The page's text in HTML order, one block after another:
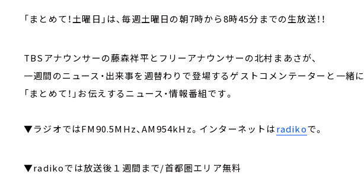
「まとめて！土曜日」は、毎週土曜日の朝7時から8時45分までの生放送！！
TBSアナウンサーの藤森祥平とフリーアナウンサーの北村まあさが、
一週間のニュース・出来事を週替わりで登場するゲストコメンテーターと一緒に
「まとめて！」お伝えするニュース・情報番組です。
▼ラジオではFM90.5MHz、AM954kHz。インターネットはradikoで。
▼radikoでは放送後１週間まで/首都圏エリア無料